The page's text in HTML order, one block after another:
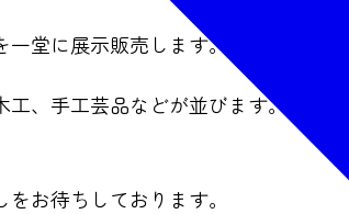
堂に展示販売します。
、手工芸品などが並びます。期間
お待ちしております。